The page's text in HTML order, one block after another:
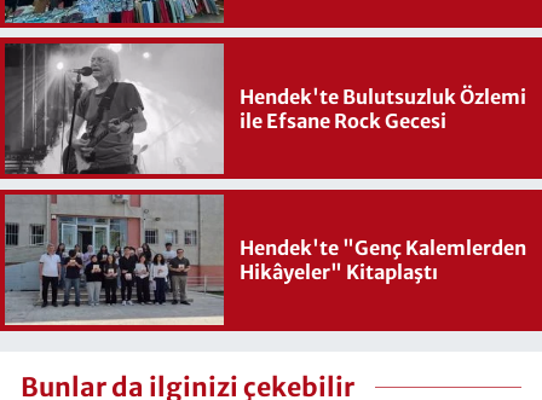
Hendek'te Bulutsuzluk Özlemi
ile Efsane Rock Gecesi
Hendek'te "Genç Kalemlerden
Hikâyeler" Kitaplaştı
Bunlar da ilginizi çekebilir